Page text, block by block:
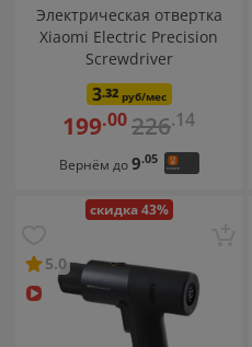
Электрическая отвертка
Xiaomi Electric Precision
Screwdriver
3.32руб/мес
199.00226.14
Вернём до9.05
скидка 43%
5.0